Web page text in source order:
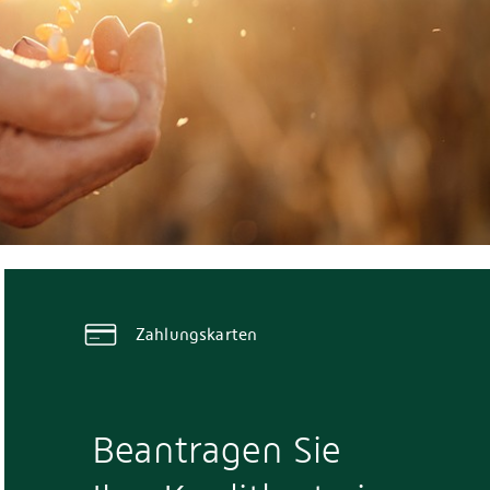
Zahlungskarten
Beantragen Sie